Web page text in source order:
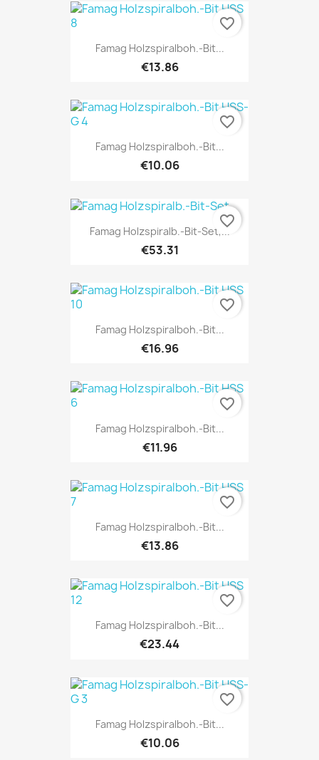
Famag Holzspiralboh.-Bit...
€13.86
favorite_border
Famag Holzspiralboh.-Bit...
€10.06
favorite_border
Famag Holzspiralb.-Bit-Set,...
€53.31
favorite_border
Famag Holzspiralboh.-Bit...
€16.96
favorite_border
Famag Holzspiralboh.-Bit...
€11.96
favorite_border
Famag Holzspiralboh.-Bit...
€13.86
favorite_border
Famag Holzspiralboh.-Bit...
€23.44
favorite_border
Famag Holzspiralboh.-Bit...
€10.06
favorite_border